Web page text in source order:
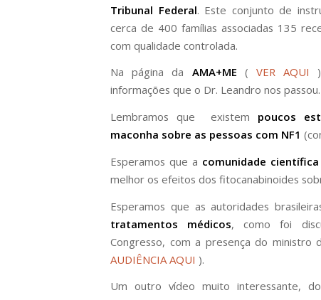
Tribunal Federal. Este conjunto de
cerca de 400 famílias associadas 135
com qualidade controlada.
Na página da AMA+ME ( VER AQUI
informações que o Dr. Leandro nos passou.
Lembramos que existem poucos
maconha sobre as pessoas com NF1
Esperamos que a comunidade
melhor os efeitos dos fitocanabinoides
Esperamos que as autoridades
tratamentos médicos, como foi
Congresso, com a presença do ministro
AUDIÊNCIA AQUI ).
Um outro vídeo muito interessante,